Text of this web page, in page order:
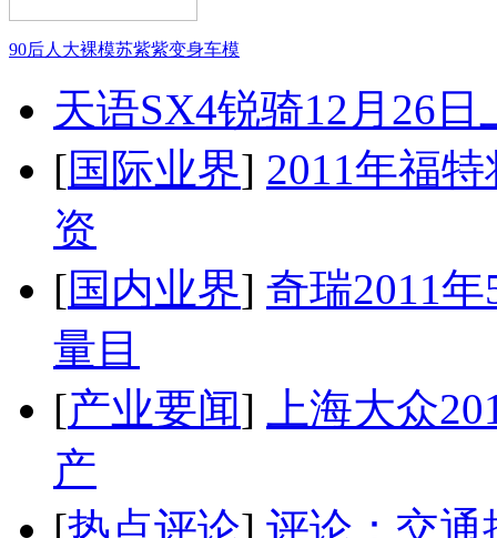
90后人大裸模苏紫紫变身车模
天语SX4锐骑12月26
[国际业界] 2011年福
资
[国内业界] 奇瑞2011
量目
[产业要闻]
上海大众
产